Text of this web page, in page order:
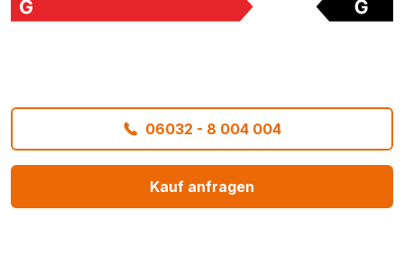
06032 - 8 004 004
Kauf anfragen